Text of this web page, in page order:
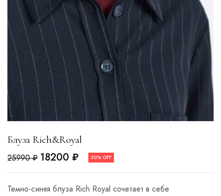
Блуза Rich&Royal
25990₽ 18200 ₽ 30% OFF
Темно-синяя блуза Rich Royal сочетает в себе